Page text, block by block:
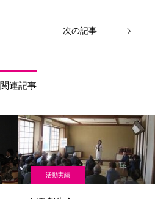
次の記事
関連記事
活動実績